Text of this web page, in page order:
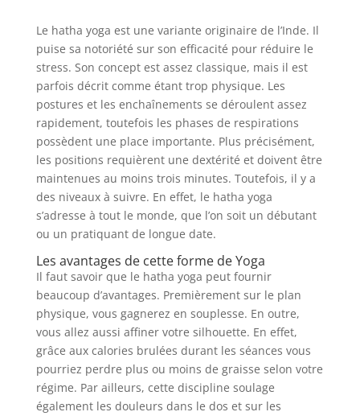
Le hatha yoga est une variante originaire de l’Inde. Il
puise sa notoriété sur son efficacité pour réduire le
stress. Son concept est assez classique, mais il est
parfois décrit comme étant trop physique. Les
postures et les enchaînements se déroulent assez
rapidement, toutefois les phases de respirations
possèdent une place importante. Plus précisément,
les positions requièrent une dextérité et doivent être
maintenues au moins trois minutes. Toutefois, il y a
des niveaux à suivre. En effet, le hatha yoga
s’adresse à tout le monde, que l’on soit un débutant
ou un pratiquant de longue date.
Les avantages de cette forme de Yoga
Il faut savoir que le hatha yoga peut fournir
beaucoup d’avantages. Premièrement sur le plan
physique, vous gagnerez en souplesse. En outre,
vous allez aussi affiner votre silhouette. En effet,
grâce aux calories brulées durant les séances vous
pourriez perdre plus ou moins de graisse selon votre
régime. Par ailleurs, cette discipline soulage
également les douleurs dans le dos et sur les